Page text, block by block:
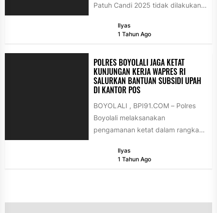
Patuh Candi 2025 tidak dilakukan
Ilyas
1 Tahun Ago
POLRES BOYOLALI JAGA KETAT
KUNJUNGAN KERJA WAPRES RI
SALURKAN BANTUAN SUBSIDI UPAH
DI KANTOR POS
BOYOLALI , BPI91.COM – Polres
Boyolali melaksanakan
pengamanan ketat dalam rangka
Republik Indonesia Gibran
Ilyas
1 Tahun Ago